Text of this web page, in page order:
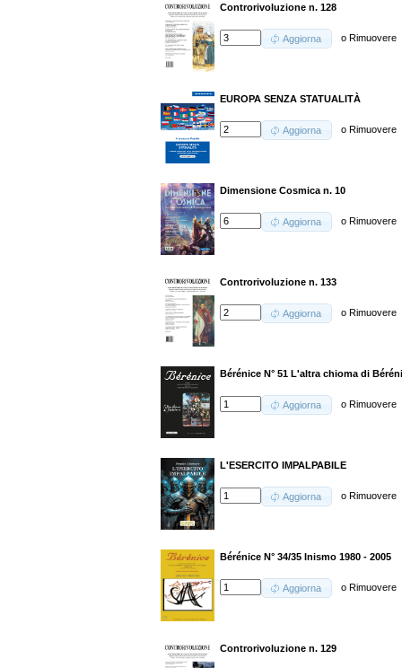
Controrivoluzione n. 128
Aggiorna oRimuovere
EUROPA SENZA STATUALITÀ
Aggiorna oRimuovere
Dimensione Cosmica n. 10
Aggiorna oRimuovere
Controrivoluzione n. 133
Aggiorna oRimuovere
Bérénice N° 51 L'altra chioma di
Aggiorna oRimuovere
L'ESERCITO IMPALPABILE
Aggiorna oRimuovere
Bérénice N° 34/35 Inismo 1980 - 2005
Aggiorna oRimuovere
Controrivoluzione n. 129